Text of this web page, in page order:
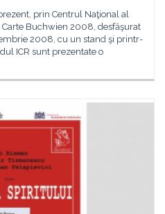
prin Centrul Naţional al
Buchwien 2008, desfăşurat
2008, cu un stand şi printr-
ICR sunt prezentate o